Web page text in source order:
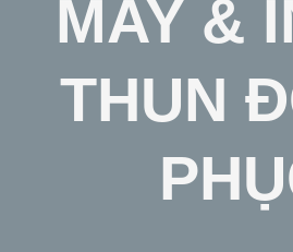
MAY &
THUN